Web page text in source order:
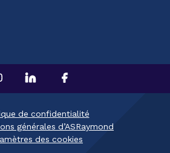
de confidentialité
générales d’ASRaymond
des cookies